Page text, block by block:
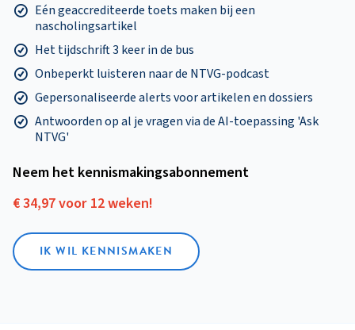
Eén geaccrediteerde toets maken bij een
nascholingsartikel
Het tijdschrift 3 keer in de bus
Onbeperkt luisteren naar de NTVG-podcast
Gepersonaliseerde alerts voor artikelen en dossiers
Antwoorden op al je vragen via de AI-toepassing 'Ask
NTVG'
Neem het kennismakings­abonnement
€ 34,97 voor 12 weken!
IK WIL KENNISMAKEN